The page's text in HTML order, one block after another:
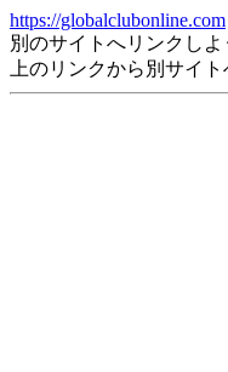
https://globalclubonline.com
別のサイトへリンクしよ
上のリンクから別サイ